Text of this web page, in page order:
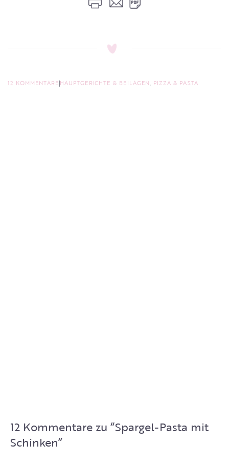
12 KOMMENTAREHAUPTGERICHTE & BEILAGEN, PIZZA & PASTA
12 Kommentare zu “Spargel-Pasta mit
Schinken”